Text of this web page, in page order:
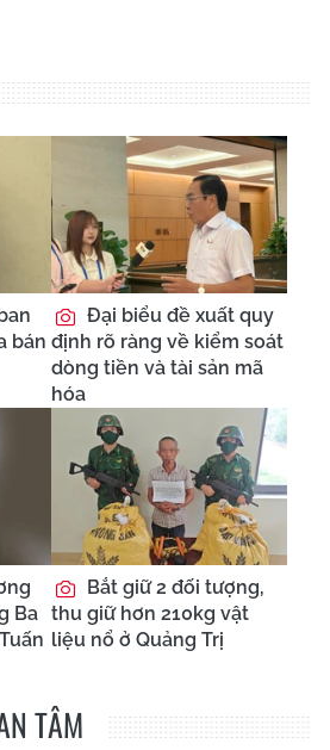
bán
Đại biểu đề xuất quy
định rõ ràng về kiểm soát
dòng tiền và tài sản mã
hóa
Ba
Bắt giữ 2 đối tượng,
thu giữ hơn 210kg vật
liệu nổ ở Quảng Trị
TÂM